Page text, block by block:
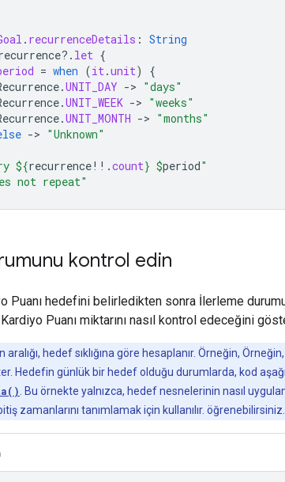
. recurrenceDetails : String
?. let {
= when (it.unit)
{
.UNIT_DAY -> "days"
.UNIT_WEEK -> "weeks"
.UNIT_MONTH -> "months"
-> "Unknown"
${recurrence!! .count} $period"
not repeat"
kontrol edin
Puanı hedefini belirledikten sonra İlerleme
Kardiyo Puanı miktarını nasıl kontrol edeceğini
aralığı, hedef sıklığına göre hesaplanır. Örneğin,
Hedefin günlük bir hedef olduğu durumlarda, kod
. Bu örnekte yalnızca, hedef nesnelerinin nasıl
zamanlarını tanımlamak için kullanılır. öğrenebilirsiniz.